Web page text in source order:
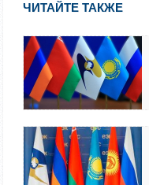
ЧИТАЙТЕ ТАКЖЕ